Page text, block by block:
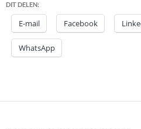
DIT DELEN:
E-mail Facebook
WhatsApp